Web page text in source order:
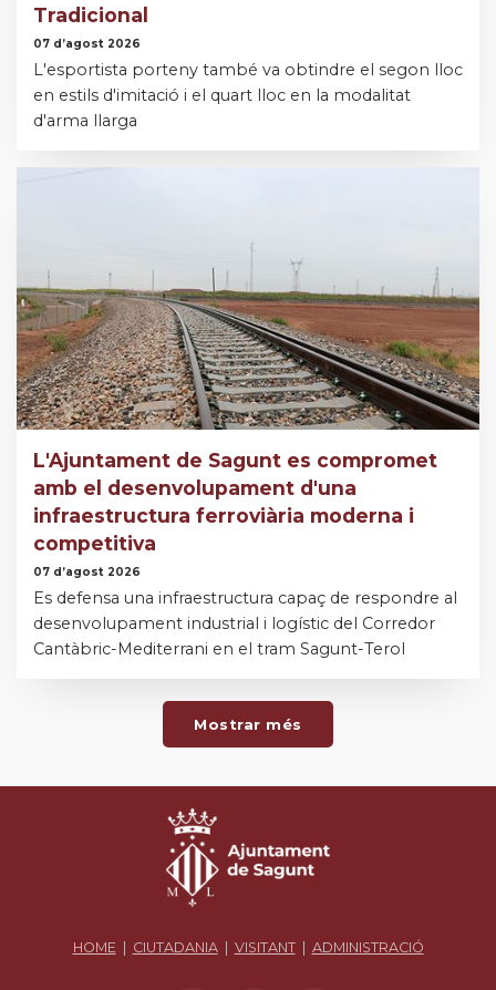
Tradicional
07 d’agost 2026
L'esportista porteny també va obtindre el segon lloc
en estils d'imitació i el quart lloc en la modalitat
d'arma llarga
L'Ajuntament de Sagunt es compromet
amb el desenvolupament d'una
infraestructura ferroviària moderna i
competitiva
07 d’agost 2026
Es defensa una infraestructura capaç de respondre al
desenvolupament industrial i logístic del Corredor
Cantàbric-Mediterrani en el tram Sagunt-Terol
Mostrar més
HOME | CIUTADANIA| VISITANT| ADMINISTRACIÓ